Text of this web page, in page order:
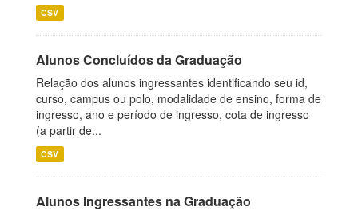
CSV
Alunos Concluídos da Graduação
Relação dos alunos ingressantes identificando seu id,
curso, campus ou polo, modalidade de ensino, forma de
ingresso, ano e período de ingresso, cota de ingresso
(a partir de...
CSV
Alunos Ingressantes na Graduação